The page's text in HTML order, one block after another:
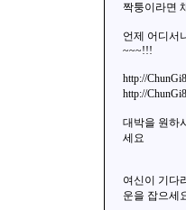
짝퉁이라면
언제 어디서
~~~!!!
http://
http://
대박을 원하
세요
여신이 기다
운을 잡으세